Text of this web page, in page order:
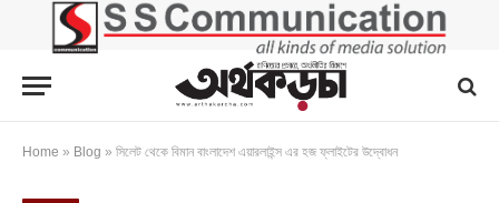
Home » Blog » সিলেট থেকে বিমান বাংলাদেশ এয়ারলাইন্স এর হজ ফ্লাইটের উদ্বোধন